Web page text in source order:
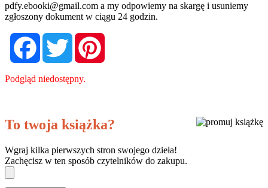
pdfy.ebooki@gmail.com a my odpowiemy na skargę i usuniemy
zgłoszony dokument w ciągu 24 godzin.
FacebookTwitter
Podgląd niedostępny.
To twoja książka?
Wgraj kilka pierwszych stron swojego dzieła!
Zachęcisz w ten sposób czytelników do zakupu.